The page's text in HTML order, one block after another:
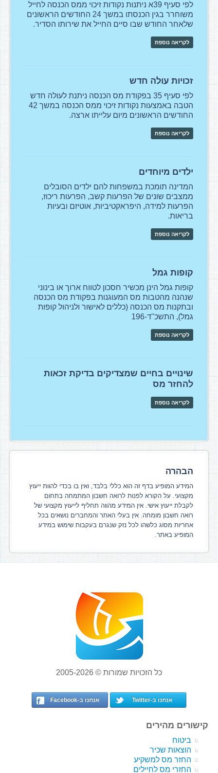
לפי סעיף 39א ניתנות נקודות זיכוי ממס הכנסה לחייל
משוחרר בגין הכנסתו במשך 24 החודשים הראשונים
שלאחר החודש שבו סיים החייל את שירותו הסדיר.
לקריאה נוספת
זכויות עולה חדש
לפי סעיף 35 בפקודת מס הכנסה ניתנת לעולה חדש
הטבה באמצעות נקודות זיכוי ממס הכנסה במשך 42
החודשים הראשונים מיום עלייתו ארצה.
לקריאה נוספת
ילדים מיוחדים
המדינה תומכת במשפחות להם ילדים הסובלים
ממצבים שונים של הפרעות קשב, הפרעות ריכוז,
הפרעות למידה, היפראקטיביות, אוטיזם ובעיות
בריאות.
לקריאה נוספת
קופות גמל
קופות גמל הינן מכשיר חסכון לטווח ארוך או בינוני
שנהנה מהטבות מס המעוגנות בפקודת מס הכנסה
ובתקנות מס הכנסה (כללים לאישור ולניהול קופות
גמל), התשכ"ד-196
לקריאה נוספת
שינויים בחיים שמצדיקים בדיקת זכאות
להחזר מס
לקריאה נוספת
הבהרה
המידע המופיע בדף זה הוא כללי בלבד, ואין בו בכדי להוות ייעוץ
מקצועי. על הקורא לפנות לרואה חשבון המתמחה בתחום
לקבלת ייעוץ אישי. אין המידע מהווה תחליף לייעוץ מקצועי של
רואה חשבון מומחה. אין בעלי האתר והמחברים נושאים בכל
אחריות מסוג כלשהו לכל נזק שנגרם בעקבות שימוש במידע
המופיע באתר.
כל הזכויות שמורות © 2005-2026
אנחנו ב-Twitter אנחנו ב-Facebook
קישורים מהירים
ביטוח
הוצאות שכיר
החזר מס למשקיע
החזרי מס לחיילים